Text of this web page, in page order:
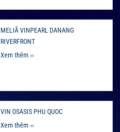
MELIÃ VINPEARL DANANG
RIVERFRONT
Xem thêm ››
VIN OSASIS PHU QUOC
Xem thêm ››